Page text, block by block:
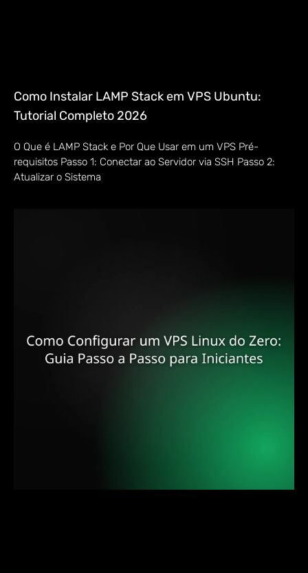
Como Instalar LAMP Stack em VPS Ubuntu:
Tutorial Completo 2026
O Que é LAMP Stack e Por Que Usar em um VPS Pré-
requisitos Passo 1: Conectar ao Servidor via SSH Passo 2:
Atualizar o Sistema